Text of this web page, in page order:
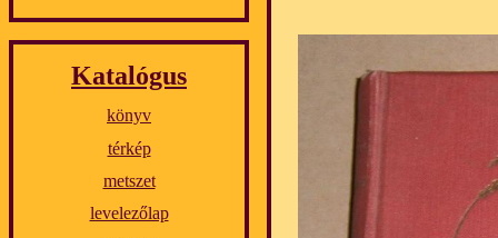
Katalógus
könyv
térkép
metszet
levelezőlap